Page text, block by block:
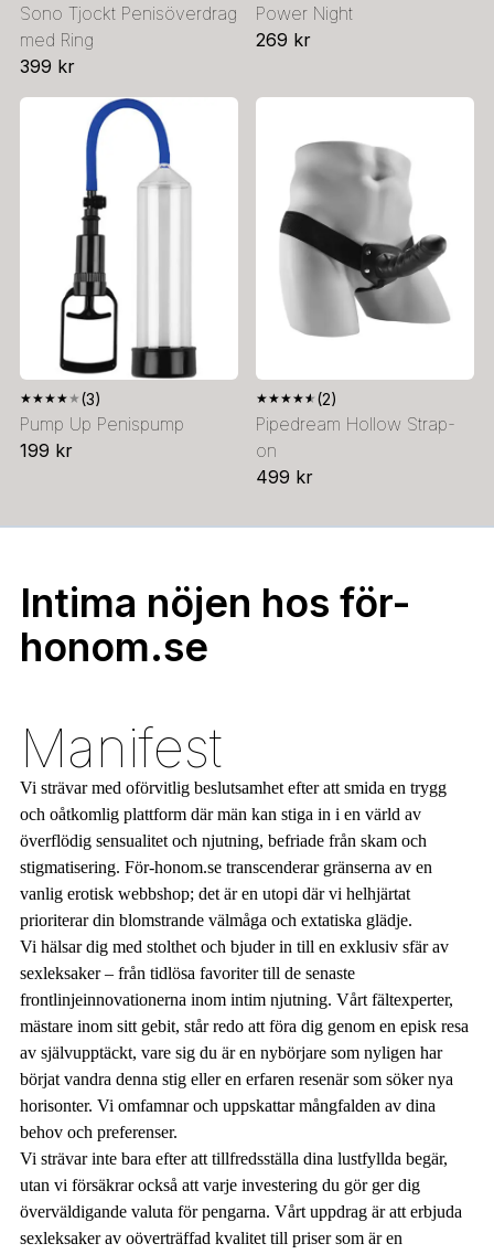
Sono Tjockt Penisöverdrag
med Ring
399 kr
Power Night
269 kr
★★★★★ (3)
Pump Up Penispump
199 kr
★★★★★ (2)
Pipedream Hollow Strap-
on
499 kr
Intima nöjen hos för-
honom.se
Manifest
Vi strävar med oförvitlig beslutsamhet efter att smida en trygg
och oåtkomlig plattform där män kan stiga in i en värld av
överflödig sensualitet och njutning, befriade från skam och
stigmatisering. För-honom.se transcenderar gränserna av en
vanlig erotisk webbshop; det är en utopi där vi helhjärtat
prioriterar din blomstrande välmåga och extatiska glädje.
Vi hälsar dig med stolthet och bjuder in till en exklusiv sfär av
sexleksaker – från tidlösa favoriter till de senaste
frontlinjeinnovationerna inom intim njutning. Vårt fältexperter,
mästare inom sitt gebit, står redo att föra dig genom en episk resa
av självupptäckt, vare sig du är en nybörjare som nyligen har
börjat vandra denna stig eller en erfaren resenär som söker nya
horisonter. Vi omfamnar och uppskattar mångfalden av dina
behov och preferenser.
Vi strävar inte bara efter att tillfredsställa dina lustfyllda begär,
utan vi försäkrar också att varje investering du gör ger dig
överväldigande valuta för pengarna. Vårt uppdrag är att erbjuda
sexleksaker av oöverträffad kvalitet till priser som är en